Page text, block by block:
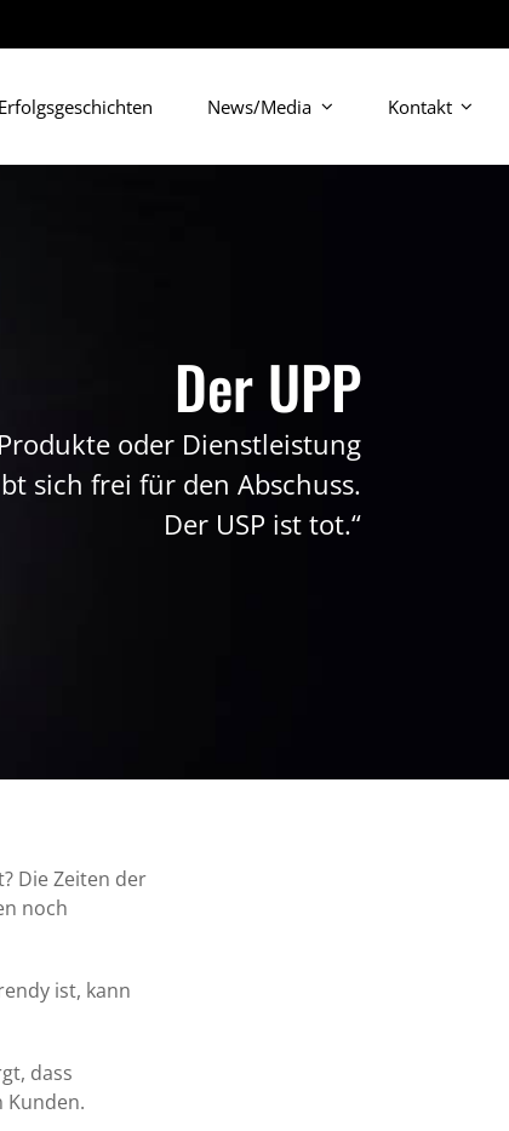
Erfolgsgeschichten News/Media Kontakt
Der UPP
oder Dienstleistung
sich frei für den Abschuss.
Der USP ist tot.“
Die Zeiten der
noch
ist, kann
dass
Kunden.